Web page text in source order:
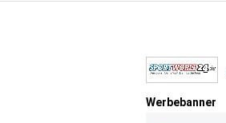
Werbebanner